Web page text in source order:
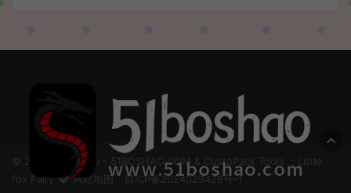
© 2024 51boshao - 51BOSHAO.COM & CustoPack Tools ：Little
fox Fairy
网站地图 琼ICP备2024029428号-1